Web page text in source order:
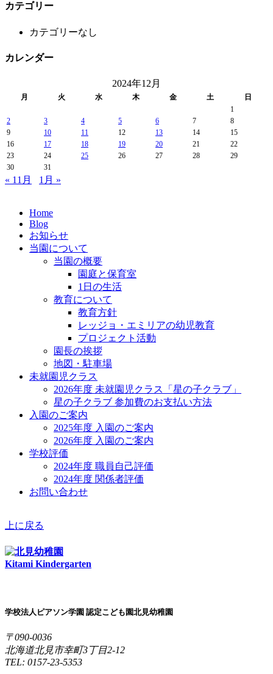
カテゴリー
カテゴリーなし
カレンダー
2024年12月
月 火 水 木 金 土
日
1
2
3 4 5 6 7
8
9
10 11 12 13 14
15
16
17 18 19 20 21
22
23
24 25 26 27 28
29
30
31
« 11月 1月 »
Home
Blog
お知らせ
当園について
当園の概要
園庭と保育室
1日の生活
教育について
教育方針
レッジョ・エミリアの幼児教育
プロジェクト活動
園長の挨拶
地図・駐車場
未就園児クラス
2026年度 未就園児クラス「星の子クラブ」
星の子クラブ 参加費のお支払い方法
入園のご案内
2025年度 入園のご案内
2026年度 入園のご案内
学校評価
2024年度 職員自己評価
2024年度 関係者評価
お問い合わせ
上に戻る
Kitami Kindergarten
学校法人ピアソン学園 認定こども園北見幼稚園
〒090-0036
北海道北見市幸町3丁目2-12
TEL: 0157-23-5353